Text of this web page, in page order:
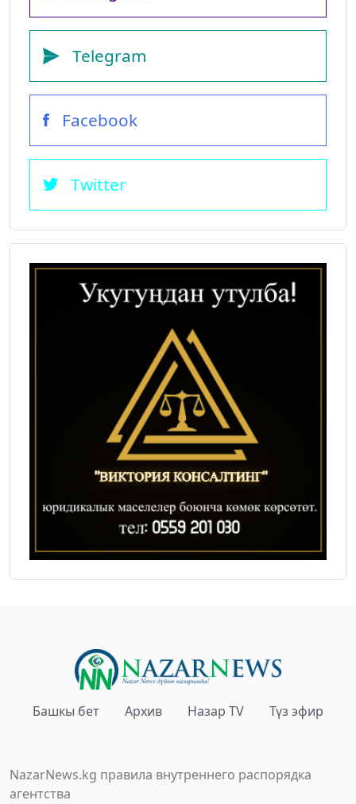
Telegram
Facebook
Twitter
Башкы бет Архив Назар TV Түз эфир
NazarNews.kg правила внутреннего распорядка
агентства